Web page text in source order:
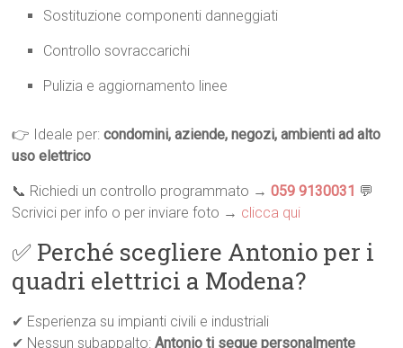
Sostituzione componenti danneggiati
Controllo sovraccarichi
Pulizia e aggiornamento linee
👉 Ideale per:condomini, aziende, negozi, ambienti ad alto
uso elettrico
📞 Richiedi un controllo programmato →059 9130031 💬
Scrivici per info o per inviare foto → clicca qui
✅ Perché scegliere Antonio per i
quadri elettrici a Modena?
✔ Esperienza su impianti civili e industriali
✔ Nessun subappalto:Antonio ti segue personalmente